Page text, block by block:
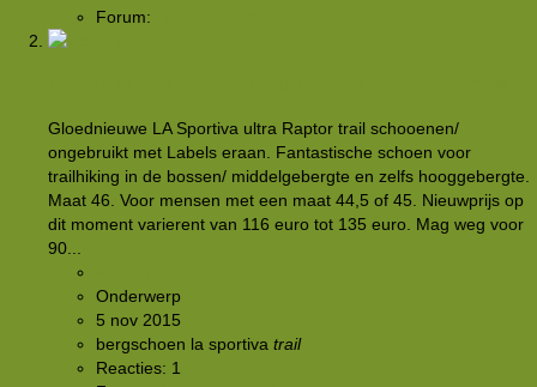
Forum:
Gloednieuwe LA Sportiva ultra Raptor trail schooenen/
ongebruikt met Labels eraan. Fantastische schoen voor
trailhiking in de bossen/ middelgebergte en zelfs hooggebergte.
Maat 46. Voor mensen met een maat 44,5 of 45. Nieuwprijs op
dit moment varierent van 116 euro tot 135 euro. Mag weg voor
90...
Onderwerp
5 nov 2015
bergschoen la sportiva trail
Reacties: 1